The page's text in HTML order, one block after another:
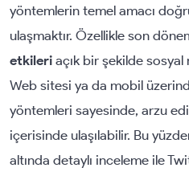
yöntemlerin temel amacı
ulaşmaktır. Özellikle son
etkileri açık bir şekilde
Web sitesi ya da mobil
yöntemleri sayesinde, arzu
içerisinde ulaşılabilir. Bu
altında detaylı inceleme ile